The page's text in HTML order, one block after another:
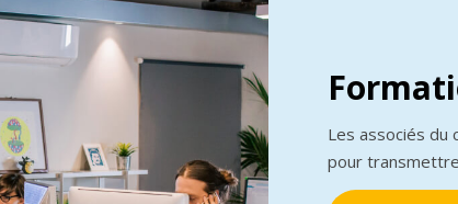
Les associés
pour